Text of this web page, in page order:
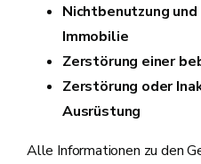
Nichtbenutzung
Immobilie
Zerstörung einer
Zerstörung oder
Ausrüstung
Alle Informationen zu den